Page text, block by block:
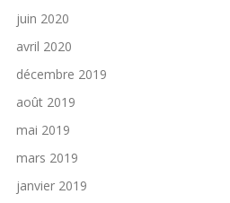
juin 2020
avril 2020
décembre 2019
août 2019
mai 2019
mars 2019
janvier 2019